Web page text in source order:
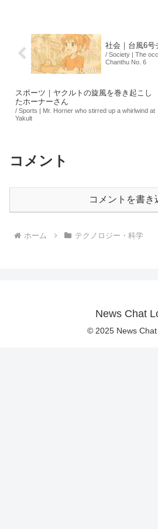
社会｜台風6号
/ Society | The
Chanthu No. 6
スポーツ｜ヤクルトの旋風を巻き起こし
たホーナーさん
/ Sports | Mr. Horner who stirred up a whirlwind at
Yakult
コメント
コメントを書き
ホーム テクノロジー・科学
News Chat
© 2025 News